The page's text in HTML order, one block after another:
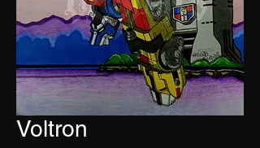
Voltron